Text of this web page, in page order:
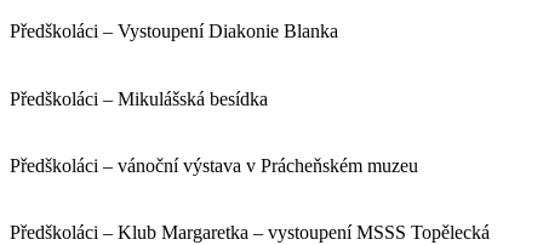
Předškoláci – Vystoupení Diakonie Blanka
Předškoláci – Mikulášská besídka
Předškoláci – vánoční výstava v Prácheňském muzeu
Předškoláci – Klub Margaretka – vystoupení MSSS Topělecká